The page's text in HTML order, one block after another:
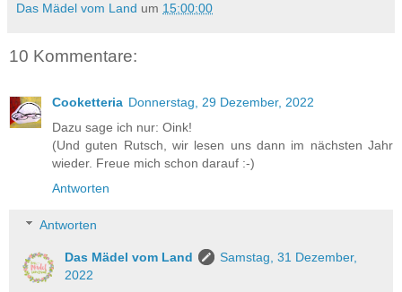
Das Mädel vom Land um 15:00:00
10 Kommentare:
Cooketteria Donnerstag, 29 Dezember, 2022
Dazu sage ich nur: Oink!
(Und guten Rutsch, wir lesen uns dann im nächsten Jahr
wieder. Freue mich schon darauf :-)
Antworten
Antworten
Das Mädel vom Land
Samstag, 31 Dezember,
2022